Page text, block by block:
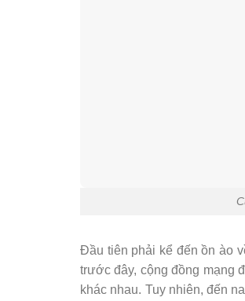
Đầu tiên phải kể đến ồn ào
trước đây, cộng đồng mạng
khác nhau. Tuy nhiên, đến